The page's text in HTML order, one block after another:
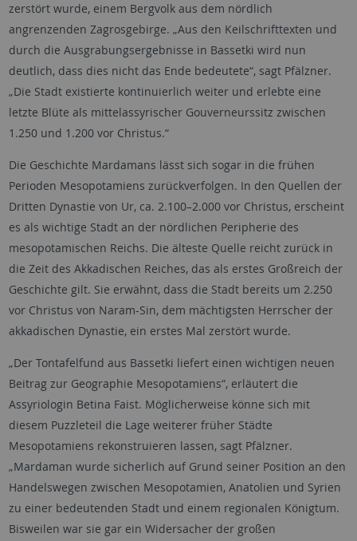
zerstört wurde, einem Bergvolk aus dem nördlich
angrenzenden Zagrosgebirge. „Aus den Keilschrifttexten und
durch die Ausgrabungsergebnisse in Bassetki wird nun
deutlich, dass dies nicht das Ende bedeutete“, sagt Pfälzner.
„Die Stadt existierte kontinuierlich weiter und erlebte eine
letzte Blüte als mittelassyrischer Gouverneurssitz zwischen
1.250 und 1.200 vor Christus.“
Die Geschichte Mardamans lässt sich sogar in die frühen
Perioden Mesopotamiens zurückverfolgen. In den Quellen der
Dritten Dynastie von Ur, ca. 2.100–2.000 vor Christus, erscheint
es als wichtige Stadt an der nördlichen Peripherie des
mesopotamischen Reichs. Die älteste Quelle reicht zurück in
die Zeit des Akkadischen Reiches, das als erstes Großreich der
Geschichte gilt. Sie erwähnt, dass die Stadt bereits um 2.250
vor Christus von Naram-Sin, dem mächtigsten Herrscher der
akkadischen Dynastie, ein erstes Mal zerstört wurde.
„Der Tontafelfund aus Bassetki liefert einen wichtigen neuen
Beitrag zur Geographie Mesopotamiens“, erläutert die
Assyriologin Betina Faist. Möglicherweise könne sich mit
diesem Puzzleteil die Lage weiterer früher Städte
Mesopotamiens rekonstruieren lassen, sagt Pfälzner.
„Mardaman wurde sicherlich auf Grund seiner Position an den
Handelswegen zwischen Mesopotamien, Anatolien und Syrien
zu einer bedeutenden Stadt und einem regionalen Königtum.
Bisweilen war sie gar ein Widersacher der großen